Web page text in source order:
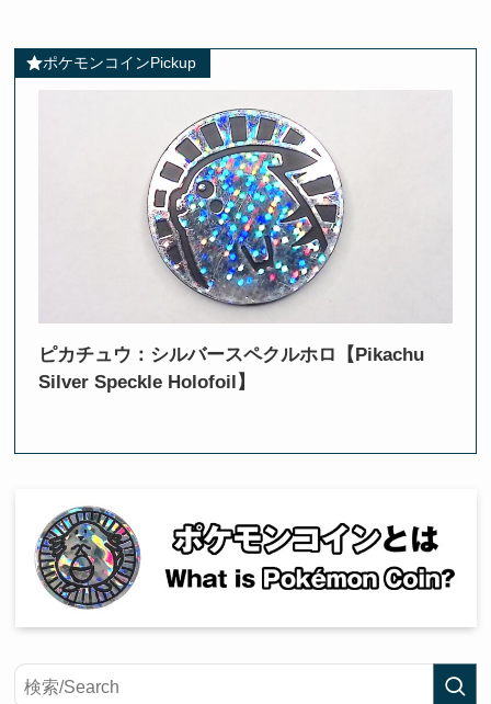
ポケモンコインPickup
ピカチュウ：シルバースペクルホロ【Pikachu
Silver Speckle Holofoil】